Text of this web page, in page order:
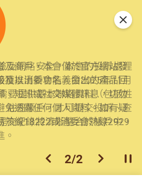
及商戶，本會僅於官方網站發
獲以消委會名義發出的產品回
、短訊或社交媒體訊息，切勿
免透露任何個人資料。如有疑
熱線18222或消委會熱線2929
及網絡安全，本會的投訴處理
及推出新功能。由2025年11月
要提供基本聯絡資料（包括姓
註冊帳戶，才可提交投訴、查
交紀錄將清晰整合於帳戶中，
。
上一個
2/2 下一個開
關閉